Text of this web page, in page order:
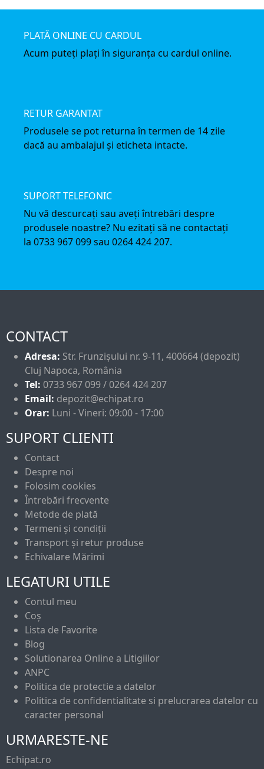
PLATĂ ONLINE CU CARDUL
Acum puteți plați în siguranța cu cardul online.
RETUR GARANTAT
Produsele se pot returna în termen de 14 zile
dacă au ambalajul și eticheta intacte.
SUPORT TELEFONIC
Nu vă descurcați sau aveți întrebări despre
produsele noastre? Nu ezitați să ne contactați
la 0733 967 099 sau 0264 424 207.
CONTACT
Adresa: Str. Frunzișului nr. 9-11, 400664 (depozit)
Cluj Napoca, România
Tel: 0733 967 099 / 0264 424 207
Email: depozit@echipat.ro
Orar: Luni - Vineri: 09:00 - 17:00
SUPORT CLIENTI
Contact
Despre noi
Folosim cookies
Întrebări frecvente
Metode de plată
Termeni și condiții
Transport și retur produse
Echivalare Mărimi
LEGATURI UTILE
Contul meu
Coș
Lista de Favorite
Blog
Solutionarea Online a Litigiilor
ANPC
Politica de protectie a datelor
Politica de confidentialitate si prelucrarea datelor cu
caracter personal
URMARESTE-NE
Echipat.ro